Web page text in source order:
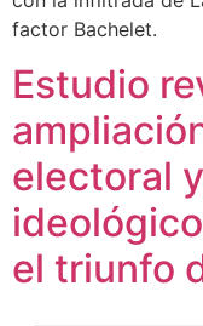
factor Bachelet.
Estudio
electoral
el triunfo